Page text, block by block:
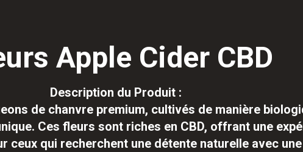
Apple Cider CBD
Description du Produit :
de chanvre premium, cultivés de manière
Ces fleurs sont riches en CBD, offrant une
qui recherchent une détente naturelle avec